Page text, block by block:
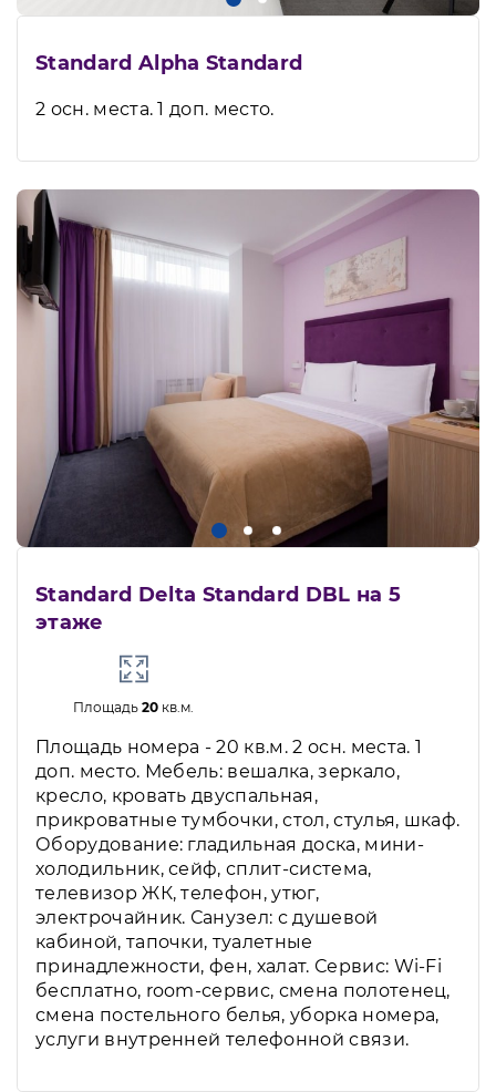
Standard Alpha Standard
2 осн. места. 1 доп. место.
Standard Delta Standard DBL на 5
этаже
Площадь20 кв.м.
Площадь номера - 20 кв.м. 2 осн. места. 1
доп. место. Мебель: вешалка, зеркало,
кресло, кровать двуспальная,
прикроватные тумбочки, стол, стулья, шкаф.
Оборудование: гладильная доска, мини-
холодильник, сейф, сплит-система,
телевизор ЖК, телефон, утюг,
электрочайник. Санузел: с душевой
кабиной, тапочки, туалетные
принадлежности, фен, халат. Сервис: Wi-Fi
бесплатно, room-сервис, смена полотенец,
смена постельного белья, уборка номера,
услуги внутренней телефонной связи.